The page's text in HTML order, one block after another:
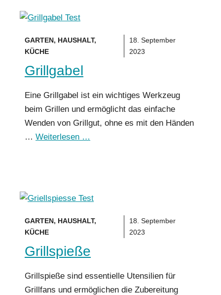
GARTEN, HAUSHALT,
KÜCHE
18. September
2023
Grillgabel
Eine Grillgabel ist ein wichtiges Werkzeug
beim Grillen und ermöglicht das einfache
Wenden von Grillgut, ohne es mit den Händen
… Weiterlesen …
GARTEN, HAUSHALT,
KÜCHE
18. September
2023
Grillspieße
Grillspieße sind essentielle Utensilien für
Grillfans und ermöglichen die Zubereitung